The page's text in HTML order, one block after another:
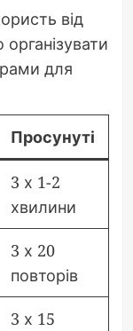
від
для
Просунуті
3 х 1-2
хвилини
3 х 20
повторів
3 х 15